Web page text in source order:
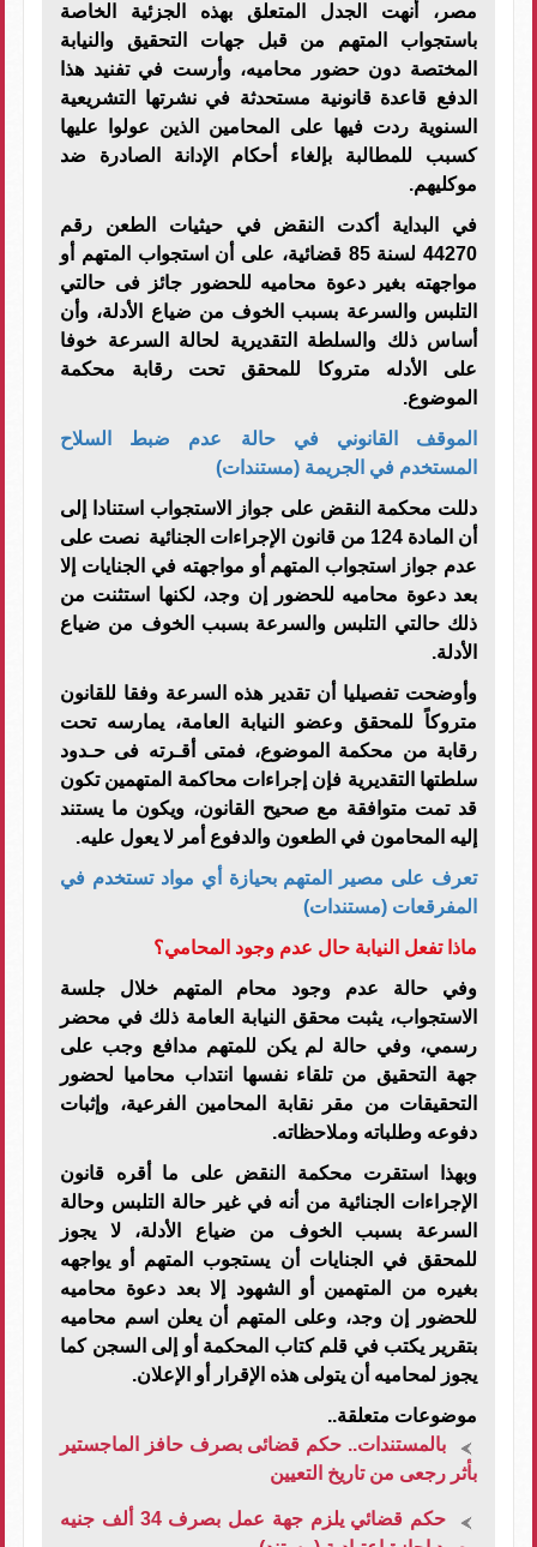
مصر، أنهت الجدل المتعلق بهذه الجزئية الخاصة
باستجواب المتهم من قبل جهات التحقيق والنيابة
المختصة دون حضور محاميه، وأرست في تفنيد هذا
الدفع قاعدة قانونية مستحدثة في نشرتها التشريعية
السنوية ردت فيها على المحامين الذين عولوا عليها
كسبب للمطالبة بإلغاء أحكام الإدانة الصادرة ضد
موكليهم.
في البداية أكدت النقض في حيثيات الطعن رقم
44270 لسنة 85 قضائية، على أن استجواب المتهم أو
مواجهته بغير دعوة محاميه للحضور جائز فى حالتي
التلبس والسرعة بسبب الخوف من ضياع الأدلة، وأن
أساس ذلك والسلطة التقديرية لحالة السرعة خوفا
على الأدله متروكا للمحقق تحت رقابة محكمة
الموضوع.
الموقف القانوني في حالة عدم ضبط السلاح
المستخدم في الجريمة (مستندات)
دللت محكمة النقض على جواز الاستجواب استنادا إلى
أن المادة 124 من قانون الإجراءات الجنائية نصت على
عدم جواز استجواب المتهم أو مواجهته في الجنايات إلا
بعد دعوة محاميه للحضور إن وجد، لكنها استثنت من
ذلك حالتي التلبس والسرعة بسبب الخوف من ضياع
الأدلة.
وأوضحت تفصيليا أن تقدير هذه السرعة وفقا للقانون
متروكاً للمحقق وعضو النيابة العامة، يمارسه تحت
رقابة من محكمة الموضوع، فمتى أقـرته فى حـدود
سلطتها التقديرية فإن إجراءات محاكمة المتهمين تكون
قد تمت متوافقة مع صحيح القانون، ويكون ما يستند
إليه المحامون في الطعون والدفوع أمر لا يعول عليه.
تعرف على مصير المتهم بحيازة أي مواد تستخدم في
المفرقعات (مستندات)
ماذا تفعل النيابة حال عدم وجود المحامي؟
وفي حالة عدم وجود محام المتهم خلال جلسة
الاستجواب، يثبت محقق النيابة العامة ذلك في محضر
رسمي، وفي حالة لم يكن للمتهم مدافع وجب على
جهة التحقيق من تلقاء نفسها انتداب محاميا لحضور
التحقيقات من مقر نقابة المحامين الفرعية، وإثبات
دفوعه وطلباته وملاحظاته.
وبهذا استقرت محكمة النقض على ما أقره قانون
الإجراءات الجنائية من أنه في غير حالة التلبس وحالة
السرعة بسبب الخوف من ضياع الأدلة، لا يجوز
للمحقق في الجنايات أن يستجوب المتهم أو يواجهه
بغيره من المتهمين أو الشهود إلا بعد دعوة محاميه
للحضور إن وجد، وعلى المتهم أن يعلن اسم محاميه
بتقرير يكتب في قلم كتاب المحكمة أو إلى السجن كما
يجوز لمحاميه أن يتولى هذه الإقرار أو الإعلان.
موضوعات متعلقة..
بالمستندات.. حكم قضائى بصرف حافز الماجستير
بأثر رجعى من تاريخ التعيين
حكم قضائي يلزم جهة عمل بصرف 34 ألف جنيه